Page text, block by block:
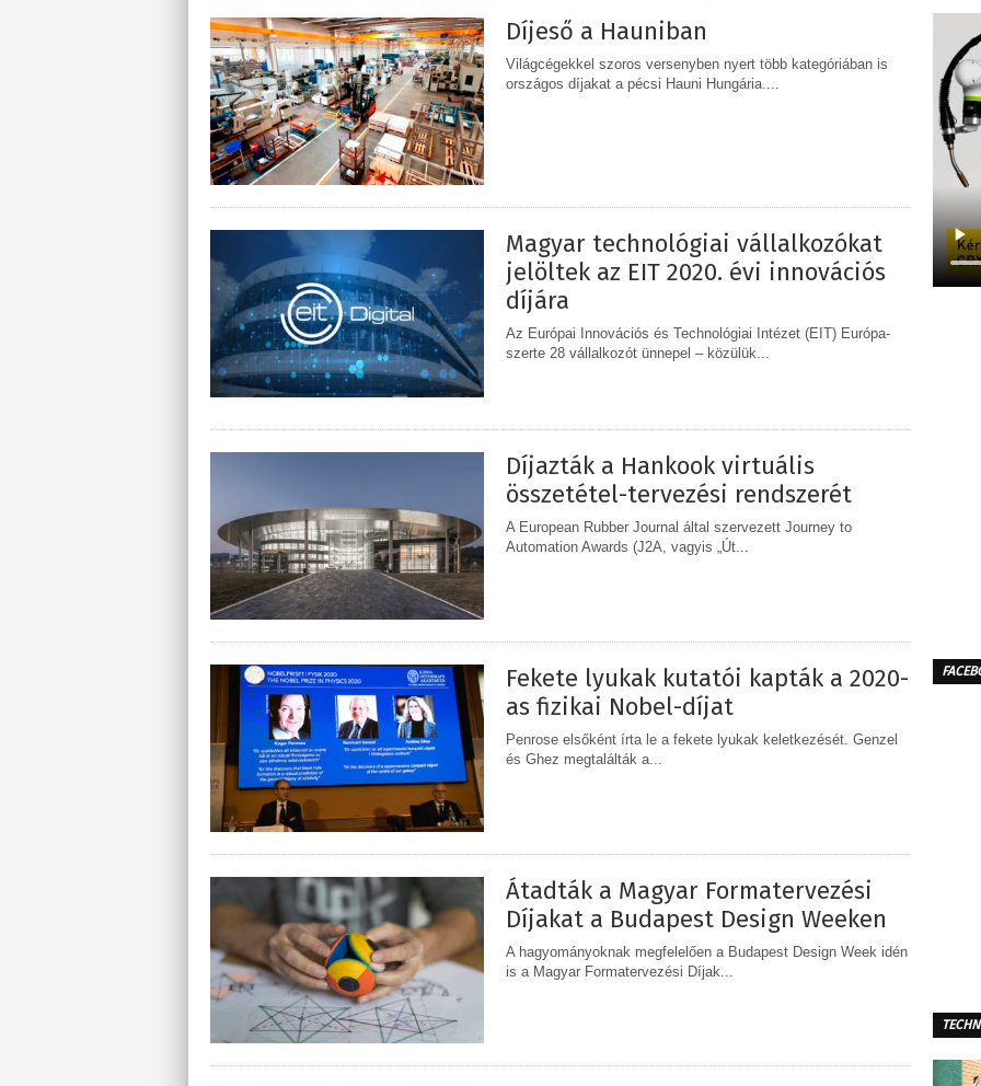
Díjeső a Hauniban
Világcégekkel szoros versenyben nyert több kategóriában is
országos díjakat a pécsi Hauni Hungária....
Magyar technológiai vállalkozókat
jelöltek az EIT 2020. évi innovációs
díjára
Az Európai Innovációs és Technológiai Intézet (EIT) Európa-
szerte 28 vállalkozót ünnepel – közülük...
Díjazták a Hankook virtuális
összetétel-tervezési rendszerét
A European Rubber Journal által szervezett Journey to
Automation Awards (J2A, vagyis „Út...
Fekete lyukak kutatói kapták a 2020-
as fizikai Nobel-díjat
Penrose elsőként írta le a fekete lyukak keletkezését. Genzel
és Ghez megtalálták a...
Átadták a Magyar Formatervezési
Díjakat a Budapest Design Weeken
A hagyományoknak megfelelően a Budapest Design Week idén
is a Magyar Formatervezési Díjak...